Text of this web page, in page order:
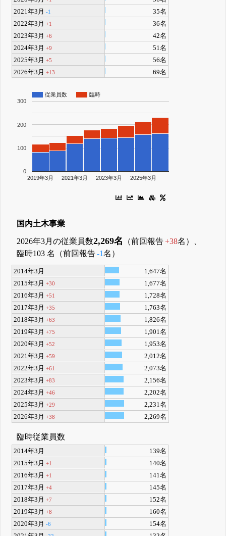
2021年3月-1
35名
2022年3月+1
36名
2023年3月+6
42名
2024年3月+9
51名
2025年3月+5
56名
2026年3月+13 69名
従業員数 臨時
2019年3月 2021年3月 2023年3月 2025年3月
0
100
200
300
国内土木事業
2026年3月の従業員数2,269名 （前回報告+38名）、
臨時103 名（前回報告-1名）
2014年3月
1,647名
2015年3月+30
1,677名
2016年3月+51
1,728名
2017年3月+35
1,763名
2018年3月+63
1,826名
2019年3月+75
1,901名
2020年3月+52
1,953名
2021年3月+59
2,012名
2022年3月+61
2,073名
2023年3月+83
2,156名
2024年3月+46
2,202名
2025年3月+29
2,231名
2026年3月+38 2,269名
臨時従業員数
2014年3月
139名
2015年3月+1
140名
2016年3月+1
141名
2017年3月+4
145名
2018年3月+7
152名
2019年3月+8
160名
2020年3月-6
154名